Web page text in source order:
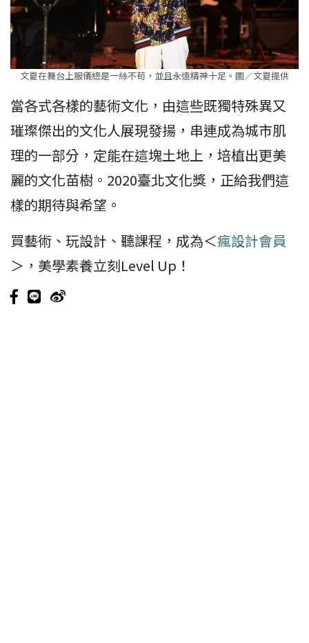
文夏在舞台上服儀總是一絲不苟，並且永遠精神十足。圖／文夏提供
當各式各樣的藝術文化，由這些既獨特殊異又
璀璨傑出的文化人展現發揚，串連成為城市肌
理的一部分，定能在這塊土地上，培植出更美
麗的文化苗樹。2020臺北文化獎，正給我們這
樣的期待與希望。
買藝術、玩設計、聽課程，成為＜瘋設計會員
＞，美學素養立刻Level Up！